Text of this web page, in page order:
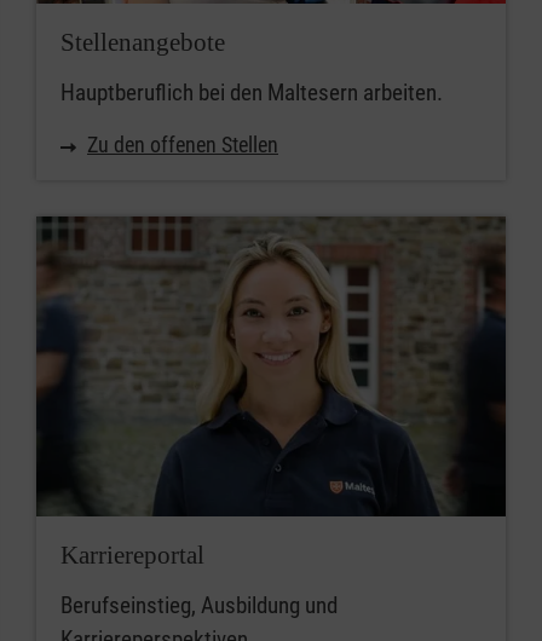
Stellenangebote
Hauptberuflich bei den Maltesern arbeiten.
Zu den offenen Stellen
Karriereportal
Berufseinstieg, Ausbildung und